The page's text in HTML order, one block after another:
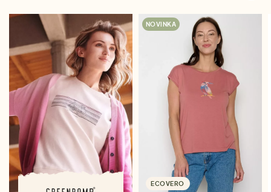
NOVINKA
ECOVERO